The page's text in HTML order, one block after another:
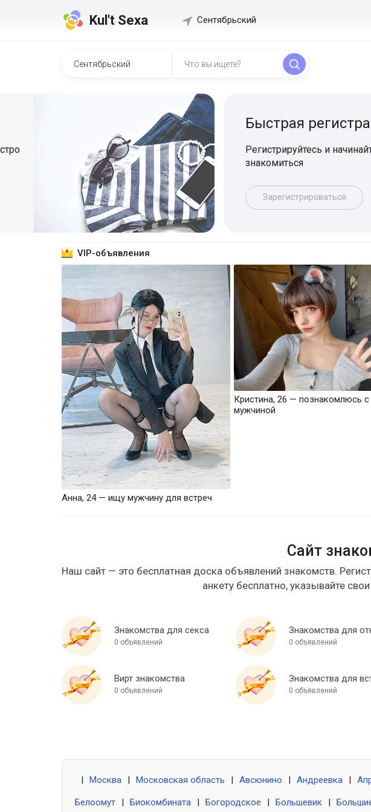
Kul't Sexa Сентябрьский
Быстрая
Регистрируйтесь и начинайте
знакомиться
Зарегистрироваться
VIP-объявления
Анна, 24 — ищу мужчину для встреч
Кристина, 26 — познакомлюсь с
мужчиной
Сайт
Наш сайт — это бесплатная доска объявлений знакомств.
анкету бесплатно, указывайте
Знакомства для секса
0 объявлений 0 объявлений
Вирт знакомства
0 объявлений
Знакомства для
0 объявлений
Москва Московская область Авсюнино Андреевка
Белоомут Биокомбината Богородское Большевик